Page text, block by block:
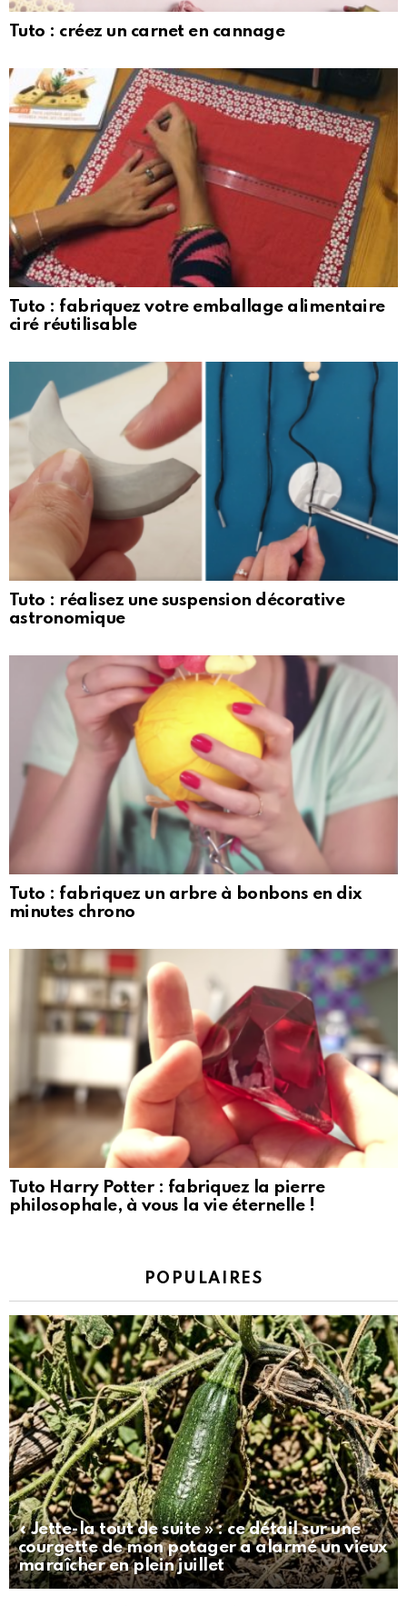
Tuto : créez un carnet en cannage
Tuto : fabriquez votre emballage alimentaire
ciré réutilisable
Tuto : réalisez une suspension décorative
astronomique
Tuto : fabriquez un arbre à bonbons en dix
minutes chrono
Tuto Harry Potter : fabriquez la pierre
philosophale, à vous la vie éternelle !
POPULAIRES
« Jette-la tout de suite » : ce détail sur une
courgette de mon potager a alarmé un vieux
maraîcher en plein juillet